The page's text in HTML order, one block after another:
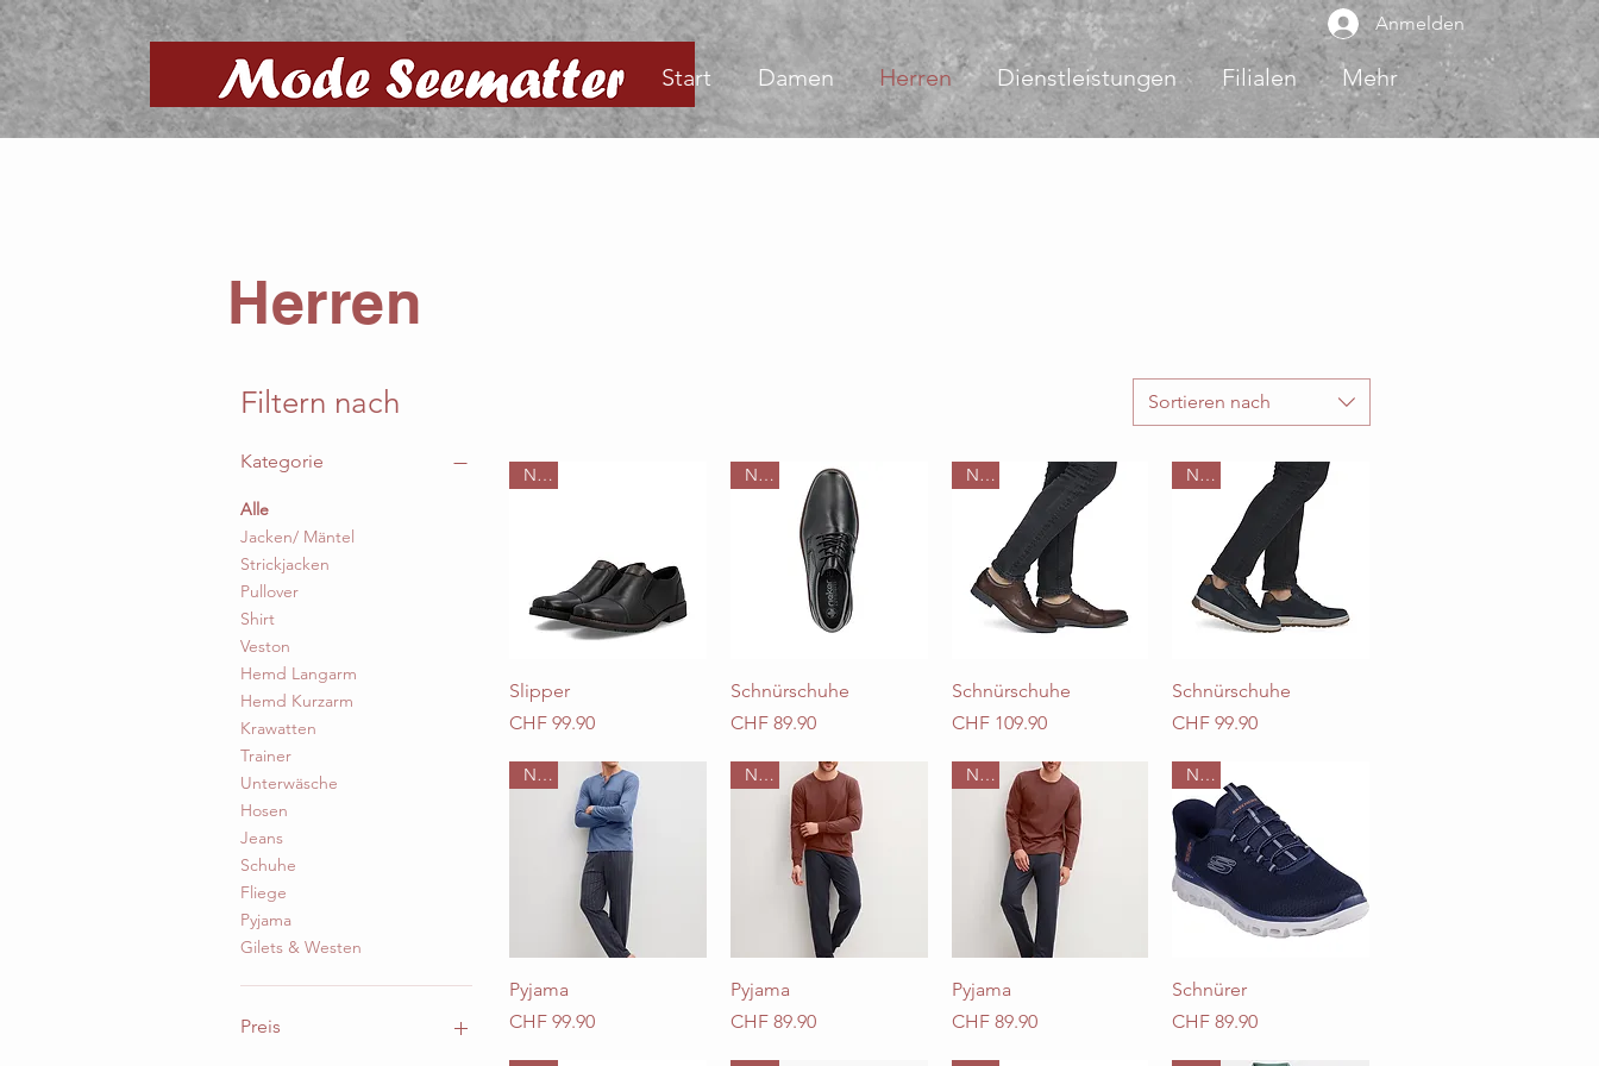
Start Damen Herren Dienstleistungen Filialen Mehr
Anmelden
Herren
Filtern nach
Kategorie
Alle
Jacken/ Mäntel
Strickjacken
Pullover
Shirt
Veston
Hemd Langarm
Hemd Kurzarm
Krawatten
Trainer
Unterwäsche
Hosen
Jeans
Schuhe
Fliege
Pyjama
Gilets & Westen
Preis
Sortieren nach
Schnellansicht
Neu
Slipper
Preis
CHF 99.90
Schnellansicht
Neu
Schnürschuhe
Preis
CHF 89.90
Schnellansicht
Neu
Schnürschuhe
Preis
CHF 109.90
Schnellansicht
Neu
Schnürschuhe
Preis
CHF 99.90
Schnellansicht
Neu
Pyjama
Preis
CHF 99.90
Schnellansicht
Neu
Pyjama
Preis
CHF 89.90
Schnellansicht
Neu
Pyjama
Preis
CHF 89.90
Schnellansicht
Neu
Schnürer
Preis
CHF 89.90